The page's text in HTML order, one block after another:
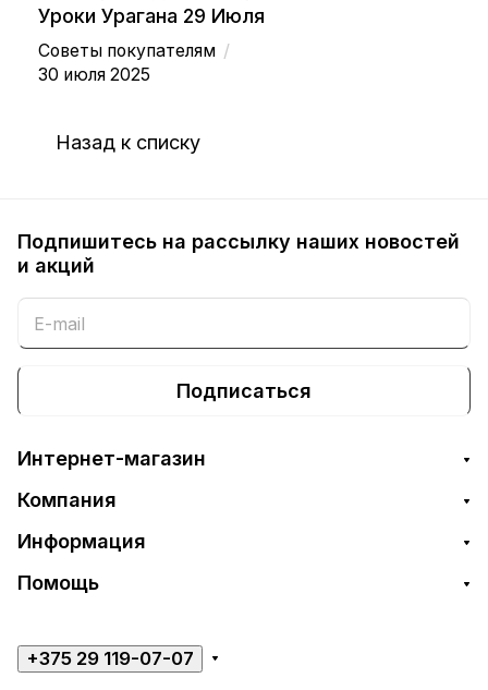
Уроки Урагана 29 Июля
Советы покупателям /
30 июля 2025
Назад к списку
Подпишитесь на рассылку наших новостей
и акций
Подписаться
Интернет-магазин
Компания
Информация
Помощь
+375 29 119-07-07